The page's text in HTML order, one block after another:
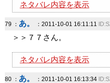
ネタバレ内容を表示
79 ： あ。 ：2011-10-01 16:11:11
＞＞７７さん。
ネタバレ内容を表示
80 ： あ。 ：2011-10-01 16:13:34